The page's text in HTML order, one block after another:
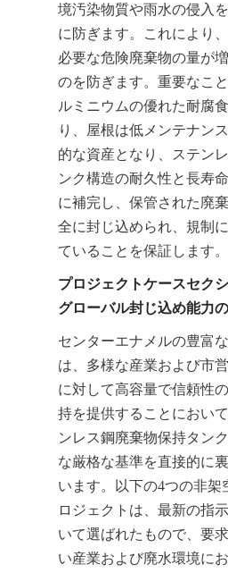
境汚染物質や雨水の侵入
に防ぎます。これにより
必要な危険廃棄物の量が
のを防ぎます。重要なこ
ルミニウムの優れた耐腐
り、屋根は低メンテナン
的な資産となり、ステン
ンク構造の耐久性と長寿
に補完し、保管された廃
全に封じ込められ、規制
ていることを保証します。
プロジェクトケースセクシ
グローバル封じ込め能力
センターエナメルの豊富
は、多様な産業および市
に対して高容量で信頼性
持を提供することにおい
ンレス鋼廃棄物保持タン
な厳格な基準を直接的に
います。以下の4つの非架
ロジェクトは、最新の指
いて選ばれたもので、要
い産業および廃水環境にお